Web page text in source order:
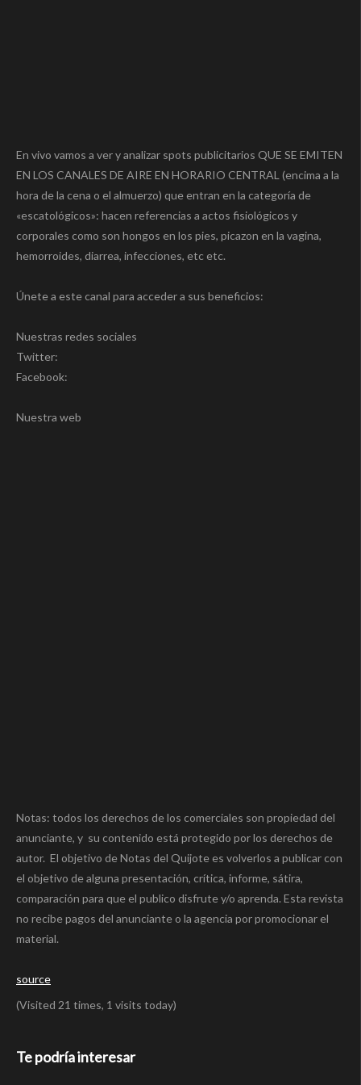
En vivo vamos a ver y analizar spots publicitarios QUE SE EMITEN
EN LOS CANALES DE AIRE EN HORARIO CENTRAL (encima a la
hora de la cena o el almuerzo) que entran en la categoría de
«escatológicos»: hacen referencias a actos fisiológicos y
corporales como son hongos en los pies, picazon en la vagina,
hemorroides, diarrea, infecciones, etc etc.
Únete a este canal para acceder a sus beneficios:
Nuestras redes sociales
Twitter:
Facebook:
Nuestra web
Notas: todos los derechos de los comerciales son propiedad del
anunciante, y su contenido está protegido por los derechos de
autor. El objetivo de Notas del Quijote es volverlos a publicar con
el objetivo de alguna presentación, crítica, informe, sátira,
comparación para que el publico disfrute y/o aprenda. Esta revista
no recibe pagos del anunciante o la agencia por promocionar el
material.
source
(Visited 21 times, 1 visits today)
Te podría interesar